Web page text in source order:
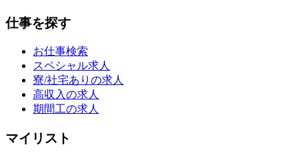
仕事を探す
お仕事検索
スペシャル求人
寮/社宅ありの求人
高収入の求人
期間工の求人
マイリスト